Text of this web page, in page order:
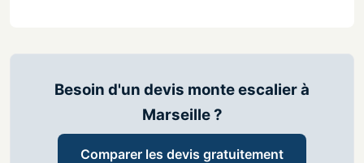
Besoin d'un devis monte escalier à
Marseille ?
Comparer les devis gratuitement